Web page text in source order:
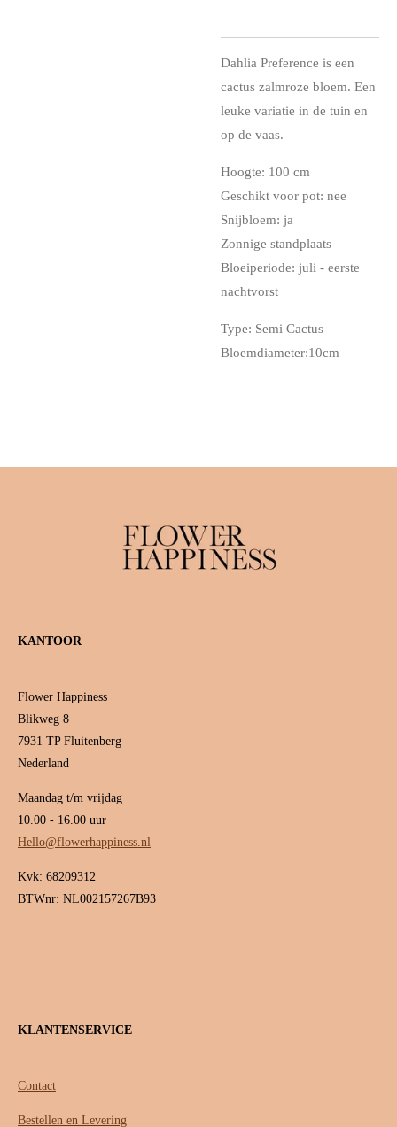
Dahlia Preference is een
cactus zalmroze bloem. Een
leuke variatie in de tuin en
op de vaas.
Hoogte: 100 cm
Geschikt voor pot: nee
Snijbloem: ja
Zonnige standplaats
Bloeiperiode: juli - eerste
nachtvorst
Type: Semi Cactus
Bloemdiameter:10cm
KANTOOR
Flower Happiness
Blikweg 8
7931 TP Fluitenberg
Nederland
Maandag t/m vrijdag
10.00 - 16.00 uur
Hello@flowerhappiness.nl
Kvk: 68209312
BTWnr: NL002157267B93
KLANTENSERVICE
Contact
Bestellen en Levering